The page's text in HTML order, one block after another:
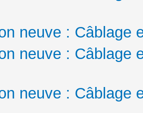
neuve : Câblage
neuve : Câblage
neuve : Câblage